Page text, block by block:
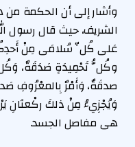
وأشار إلى أن الحكمة
الشريف، حيث قال رسول
عَلى كُلِّ سُلامَى مِنْ
وكُلُّ تَحْمِيدَةٍ صَدَقَةٌ،
صدقَةٌ، وَأَمْرٌ بِالمعْرُوفِ
وَيُجْزِيءُ مِنْ ذلكَ
هى مفاصل الجسد.